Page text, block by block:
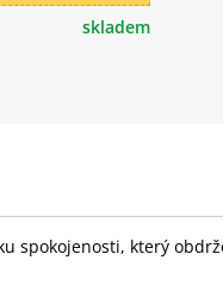
skladem
spokojenosti, který